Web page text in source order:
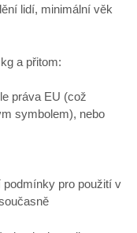
lidí, minimální věk
a přitom:
práva EU (což
symbolem), nebo
podmínky pro použití v